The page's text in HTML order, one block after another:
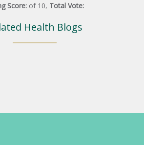
Score: of 10, Total Vote:
Health Blogs